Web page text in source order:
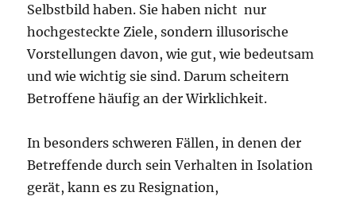
Selbstbild haben. Sie haben nicht nur
hochgesteckte Ziele, sondern illusorische
Vorstellungen davon, wie gut, wie bedeutsam
und wie wichtig sie sind. Darum scheitern
Betroffene häufig an der Wirklichkeit.
In besonders schweren Fällen, in denen der
Betreffende durch sein Verhalten in Isolation
gerät, kann es zu Resignation,